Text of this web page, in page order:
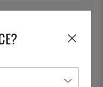
480 ml inclusief